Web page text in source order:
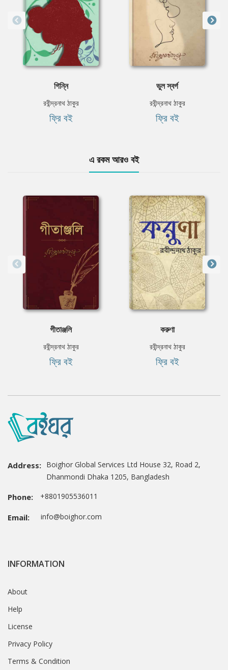
গিন্নি
রবীন্দ্রনাথ ঠাকুর
ফ্রি বই
ভুল স্বর্গ
রবীন্দ্রনাথ ঠাকুর
ফ্রি বই
এ রকম আরও বই
গীতাঞ্জলি
রবীন্দ্রনাথ ঠাকুর
ফ্রি বই
করুণা
রবীন্দ্রনাথ ঠাকুর
ফ্রি বই
Address: Boighor Global Services Ltd House 32, Road 2,
Dhanmondi Dhaka 1205, Bangladesh
Phone: +8801905536011
Email: info@boighor.com
INFORMATION
About
Help
License
Privacy Policy
Terms & Condition